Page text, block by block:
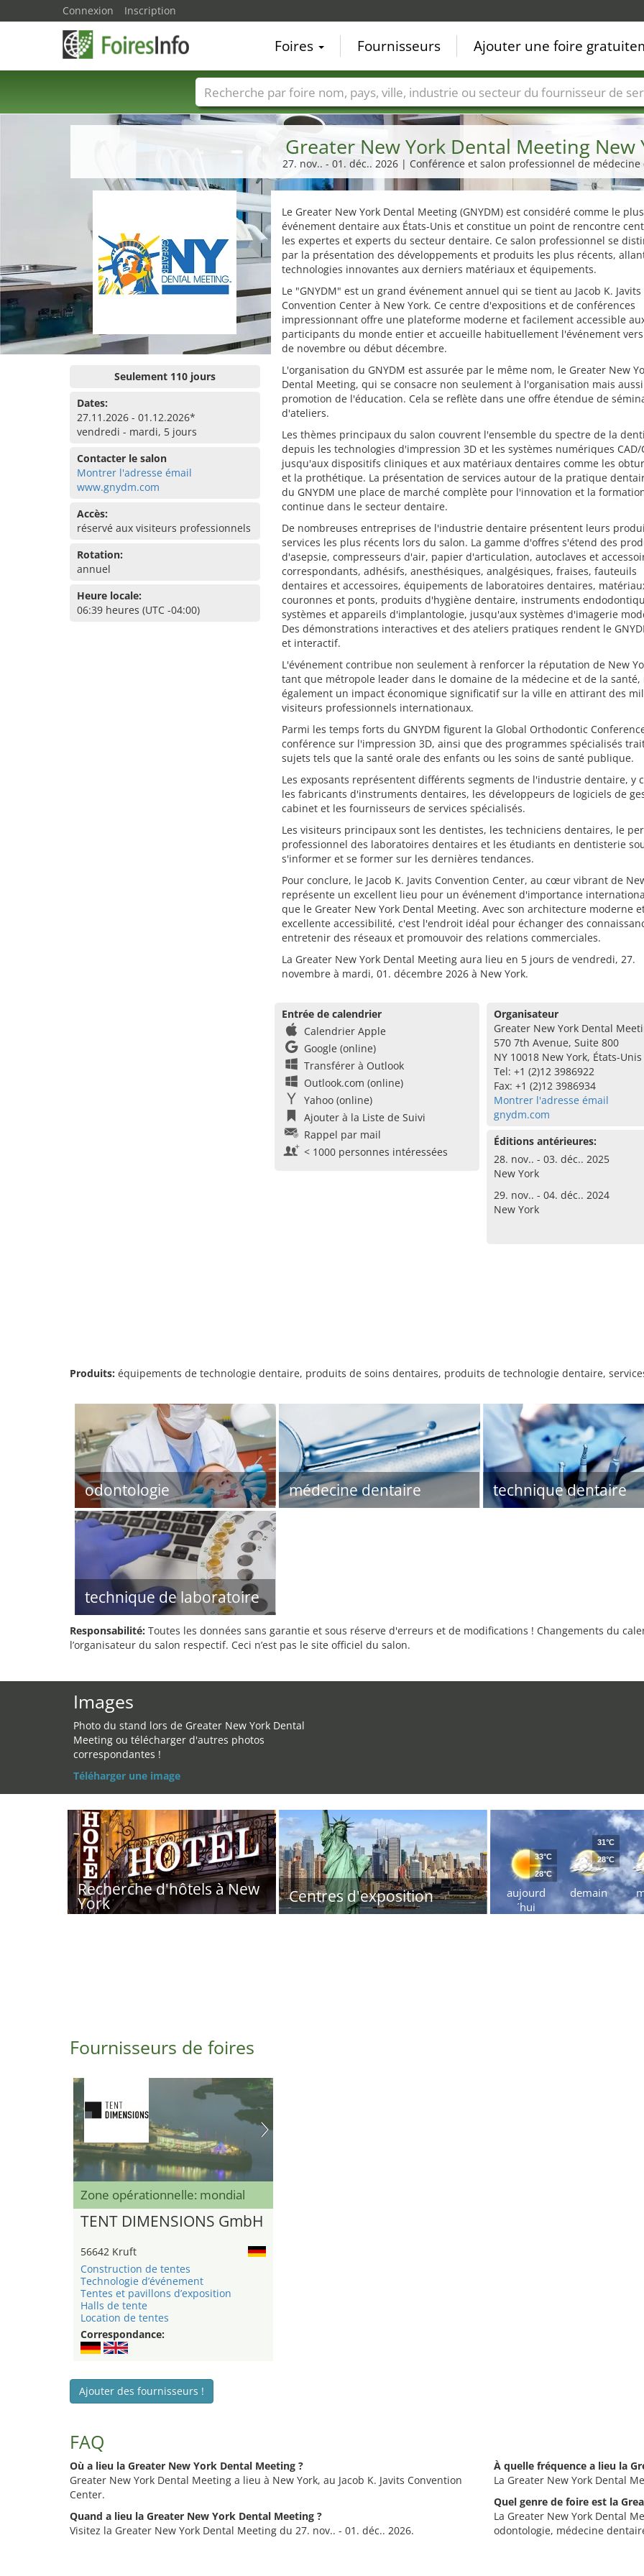
Greater New York Dental Meeting New
27. nov.. - 01. déc.. 2026 | Conférence et salon professionnel de
Seulement 110 jours
Dates:
27.11.2026 - 01.12.2026*
vendredi - mardi, 5 jours
Contacter le salon
Montrer l'adresse émail
www.gnydm.com
Accès:
réservé aux visiteurs professionnels
Rotation:
annuel
Heure locale:
06:39 heures (UTC -04:00)
Le Greater New York Dental Meeting (GNYDM) est considéré comme le
événement dentaire aux États-Unis et constitue un point de rencontre
les expertes et experts du secteur dentaire. Ce salon professionnel se
par la présentation des développements et produits les plus récents,
technologies innovantes aux derniers matériaux et équipements.
Le "GNYDM" est un grand événement annuel qui se tient au Jacob K. Javits
Convention Center à New York. Ce centre d'expositions et de conférences
impressionnant offre une plateforme moderne et facilement accessible
participants du monde entier et accueille habituellement l'événement
de novembre ou début décembre.
L'organisation du GNYDM est assurée par le même nom, le Greater New
Dental Meeting, qui se consacre non seulement à l'organisation mais
promotion de l'éducation. Cela se reflète dans une offre étendue de
d'ateliers.
Les thèmes principaux du salon couvrent l'ensemble du spectre de la
depuis les technologies d'impression 3D et les systèmes numériques CAD/
jusqu'aux dispositifs cliniques et aux matériaux dentaires comme les
et la prothétique. La présentation de services autour de la pratique
du GNYDM une place de marché complète pour l'innovation et la
continue dans le secteur dentaire.
De nombreuses entreprises de l'industrie dentaire présentent leurs
services les plus récents lors du salon. La gamme d'offres s'étend des
d'asepsie, compresseurs d'air, papier d'articulation, autoclaves et
correspondants, adhésifs, anesthésiques, analgésiques, fraises, fauteuils
dentaires et accessoires, équipements de laboratoires dentaires,
couronnes et ponts, produits d'hygiène dentaire, instruments
systèmes et appareils d'implantologie, jusqu'aux systèmes d'imagerie
Des démonstrations interactives et des ateliers pratiques rendent le
et interactif.
L'événement contribue non seulement à renforcer la réputation de New
tant que métropole leader dans le domaine de la médecine et de la santé,
également un impact économique significatif sur la ville en attirant des
visiteurs professionnels internationaux.
Parmi les temps forts du GNYDM figurent la Global Orthodontic
conférence sur l'impression 3D, ainsi que des programmes spécialisés
sujets tels que la santé orale des enfants ou les soins de santé publique.
Les exposants représentent différents segments de l'industrie dentaire, y
les fabricants d'instruments dentaires, les développeurs de logiciels de
cabinet et les fournisseurs de services spécialisés.
Les visiteurs principaux sont les dentistes, les techniciens dentaires, le
professionnel des laboratoires dentaires et les étudiants en dentisterie
s'informer et se former sur les dernières tendances.
Pour conclure, le Jacob K. Javits Convention Center, au cœur vibrant de
représente un excellent lieu pour un événement d'importance
que le Greater New York Dental Meeting. Avec son architecture moderne
excellente accessibilité, c'est l'endroit idéal pour échanger des
entretenir des réseaux et promouvoir des relations commerciales.
La Greater New York Dental Meeting aura lieu en 5 jours de vendredi, 27.
novembre à mardi, 01. décembre 2026 à New York.
Entrée de calendrier
Calendrier Apple
Google (online)
Transférer à Outlook
Outlook.com (online)
Yahoo (online)
Ajouter à la Liste de Suivi
Rappel par mail
< 1000 personnes intéressées
Organisateur
Greater New York Dental
570 7th Avenue, Suite 800
NY 10018 New York, États-Unis
Tel: +1 (2)12 3986922
Fax: +1 (2)12 3986934
Montrer l'adresse émail
gnydm.com
Éditions antérieures:
28. nov.. - 03. déc.. 2025
New York
29. nov.. - 04. déc.. 2024
New York
Produits: équipements de technologie dentaire, produits de soins dentaires, produits de technologie dentaire,
odontologie médecine dentaire technique dentaire
technique de laboratoire
Responsabilité: Toutes les données sans garantie et sous réserve d'erreurs et de modifications ! Changements du
l’organisateur du salon respectif. Ceci n’est pas le site officiel du salon.
Images
Photo du stand lors de Greater New York Dental
Meeting ou télécharger d'autres photos
correspondantes !
Téléharger une image
Recherche d'hôtels à New
York Centres d'exposition
aujourd
´hui
33°C
28°C
demain
31°C
28°C
Fournisseurs de foires
Zone opérationnelle: mondial
TENT DIMENSIONS GmbH
56642 Kruft
Construction de tentes
Technologie d’événement
Tentes et pavillons d’exposition
Halls de tente
Location de tentes
Correspondance:
Ajouter des fournisseurs !
FAQ
Où a lieu la Greater New York Dental Meeting ?
Greater New York Dental Meeting a lieu à New York, au Jacob K. Javits Convention
Center.
Quand a lieu la Greater New York Dental Meeting ?
Visitez la Greater New York Dental Meeting du 27. nov.. - 01. déc.. 2026.
À quelle fréquence a lieu la
La Greater New York Dental
Quel genre de foire est la
La Greater New York Dental
odontologie, médecine
Connexion Inscription
Foires Fournisseurs Ajouter une foire
Foire noms Pays Villes Secteurs de foire Secteurs du fournisseur de